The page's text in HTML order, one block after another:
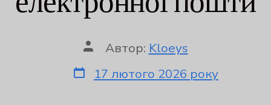
Автор: Kloeys
17 лютого 2026 року
日本語
한국어
Norsk bokmål